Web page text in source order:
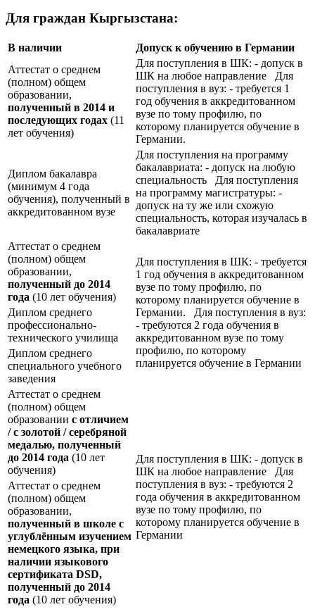
Для граждан Кыргызстана:
В наличии
Допуск к обучению в Германии
Аттестат о среднем
(полном) общем
образовании,
полученный в 2014 и
последующих годах (11
лет обучения)
Для поступления в ШК: - допуск в
ШК на любое направление Для
поступления в вуз: - требуется 1
год обучения в аккредитованном
вузе по тому профилю, по
которому планируется обучение в
Германии.
Диплом бакалавра
(минимум 4 года
обучения), полученный в
аккредитованном вузе
Для поступления на программу
бакалавриата: - допуск на любую
специальность Для поступления
на программу магистратуры: -
допуск на ту же или схожую
специальность, которая изучалась в
бакалавриате
Аттестат о среднем
(полном) общем
образовании,
полученный до 2014
года (10 лет обучения)
Для поступления в ШК: - требуется
1 год обучения в аккредитованном
вузе по тому профилю, по
которому планируется обучение в
Германии. Для поступления в вуз:
- требуются 2 года обучения в
аккредитованном вузе по тому
профилю, по которому
планируется обучение в Германии
Диплом среднего
профессионально-
технического училища
Диплом среднего
специального учебного
заведения
Аттестат о среднем
(полном) общем
образовании с отличием
/ с золотой / серебряной
медалью, полученный
до 2014 года (10 лет
обучения)
Для поступления в ШК: - допуск в
ШК на любое направление Для
поступления в вуз: - требуются 2
года обучения в аккредитованном
вузе по тому профилю, по
которому планируется обучение в
Германии
Аттестат о среднем
(полном) общем
образовании,
полученный в школе с
углублённым изучением
немецкого языка, при
наличии языкового
сертификата DSD,
полученный до 2014
года (10 лет обучения)